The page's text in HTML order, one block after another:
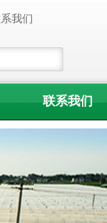
我们
联系我们